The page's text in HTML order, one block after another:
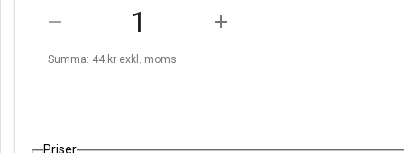
remove add
Summa: 44 kr exkl. moms
Priser